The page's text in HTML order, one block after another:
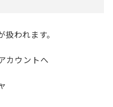
われます。
カウントへ